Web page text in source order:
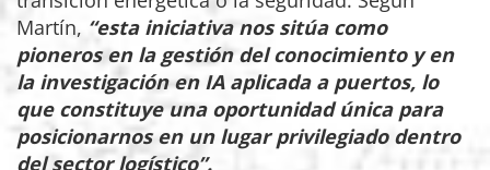
Martín, “esta iniciativa nos sitúa como
pioneros en la gestión del conocimiento y en
la investigación en IA aplicada a puertos, lo
que constituye una oportunidad única para
posicionarnos en un lugar privilegiado dentro
del sector logístico”.